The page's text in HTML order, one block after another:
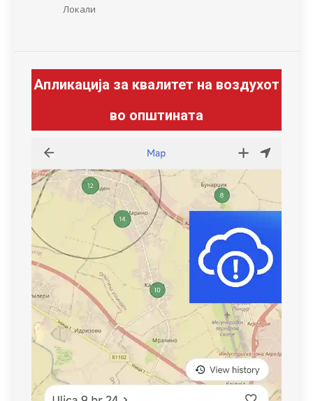
Локали
Апликација за квалитет на воздухот
во општината